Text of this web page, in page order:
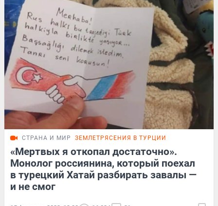
СТРАНА И МИР ЗЕМЛЕТРЯСЕНИЯ В ТУРЦИИ
«Мертвых я откопал достаточно».
Монолог россиянина, который поехал
в турецкий Хатай разбирать завалы —
и не смог